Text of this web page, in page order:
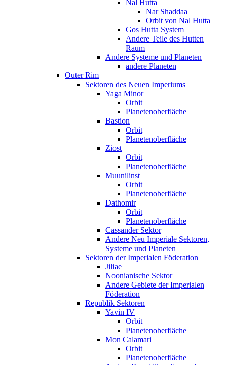
Nal Hutta
Nar Shaddaa
Orbit von Nal Hutta
Gos Hutta System
Andere Teile des Hutten
Raum
Andere Systeme und Planeten
andere Planeten
Outer Rim
Sektoren des Neuen Imperiums
Yaga Minor
Orbit
Planetenoberfläche
Bastion
Orbit
Planetenoberfläche
Ziost
Orbit
Planetenoberfläche
Muunilinst
Orbit
Planetenoberfläche
Dathomir
Orbit
Planetenoberfläche
Cassander Sektor
Andere Neu Imperiale Sektoren,
Systeme und Planeten
Sektoren der Imperialen Föderation
Jiliae
Noonianische Sektor
Andere Gebiete der Imperialen
Föderation
Republik Sektoren
Yavin IV
Orbit
Planetenoberfläche
Mon Calamari
Orbit
Planetenoberfläche